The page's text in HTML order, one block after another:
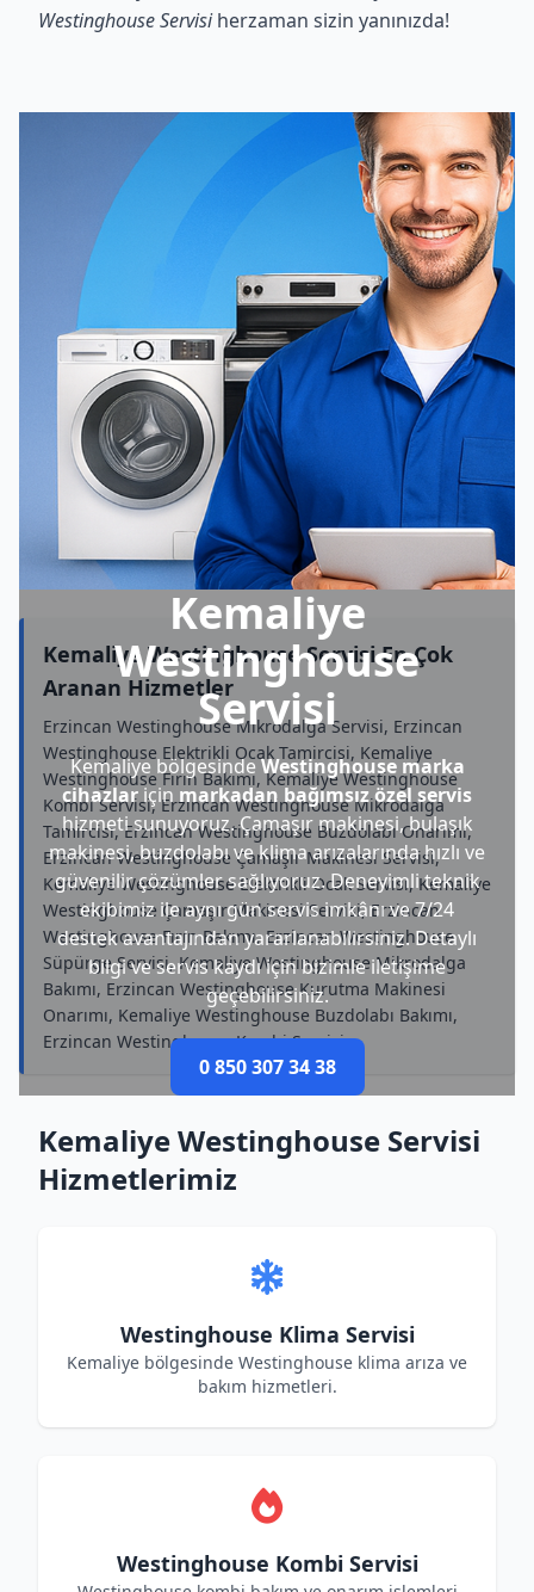
Westinghouse Servisiherzaman sizin yanınızda!
Kemaliye
Westinghouse
Servisi
Kemaliye bölgesindeWestinghouse marka
cihazlar için markadan bağımsız özel servis
hizmeti sunuyoruz. Çamaşır makinesi, bulaşık
makinesi, buzdolabı ve klima arızalarında hızlı ve
güvenilir çözümler sağlıyoruz. Deneyimli teknik
ekibimiz ile aynı gün servis imkânı ve 7/24
destek avantajından yararlanabilirsiniz. Detaylı
bilgi ve servis kaydı için bizimle iletişime
geçebilirsiniz.
0 850 307 34 38
Kemaliye Westinghouse Servisi En Çok
Aranan Hizmetler
Erzincan Westinghouse Mikrodalga Servisi, Erzincan
Westinghouse Elektrikli Ocak Tamircisi, Kemaliye
Westinghouse Fırın Bakımı, Kemaliye Westinghouse
Kombi Servisi, Erzincan Westinghouse Mikrodalga
Tamircisi, Erzincan Westinghouse Buzdolabı Onarımı,
Erzincan Westinghouse Çamaşır Makinesi Servisi,
Kemaliye Westinghouse Elektrikli Ocak Servisi, Kemaliye
Westinghouse Çamaşır Makinesi Servisi, Erzincan
Westinghouse Fırın Bakımı, Erzincan Westinghouse
Süpürge Servisi, Kemaliye Westinghouse Mikrodalga
Bakımı, Erzincan Westinghouse Kurutma Makinesi
Onarımı, Kemaliye Westinghouse Buzdolabı Bakımı,
Erzincan Westinghouse Kombi Servisi
Kemaliye Westinghouse Servisi
Hizmetlerimiz
Westinghouse Klima Servisi
Kemaliye bölgesinde Westinghouse klima arıza ve
bakım hizmetleri.
Westinghouse Kombi Servisi